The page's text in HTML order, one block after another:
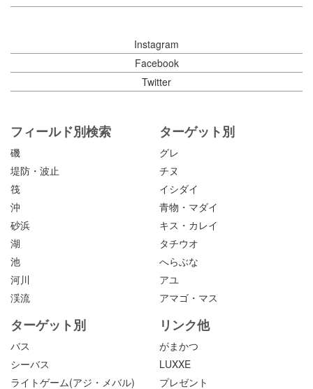
Instagram
Facebook
Twitter
フィールド別検索
磯
堤防・波止
筏
沖
砂浜
湖
池
河川
渓流
ターゲット別
グレ
チヌ
イシダイ
青物・マダイ
キス・カレイ
タチウオ
へらぶな
アユ
アマゴ・マス
ターゲット別
バス
シーバス
ライトゲーム(アジ・メバル)
リンク他
がまかつ
LUXXE
プレゼント